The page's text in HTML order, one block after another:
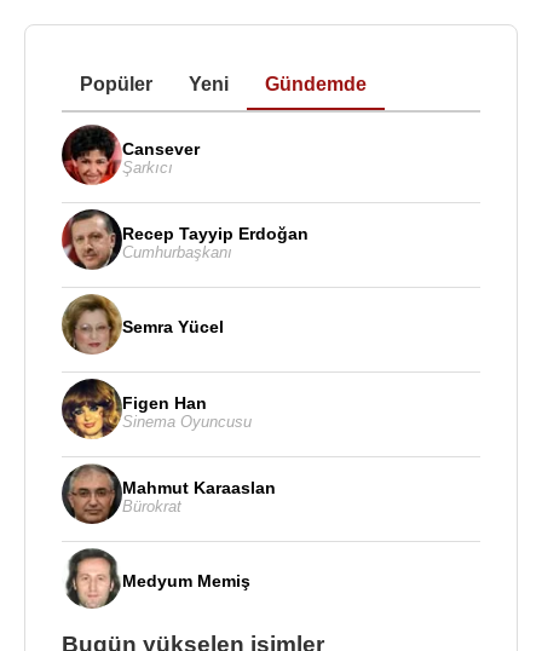
Popüler Yeni Gündemde
Cansever
Şarkıcı
Recep Tayyip Erdoğan
Cumhurbaşkanı
Semra Yücel
Figen Han
Sinema Oyuncusu
Mahmut Karaaslan
Bürokrat
Medyum Memiş
Bugün yükselen isimler